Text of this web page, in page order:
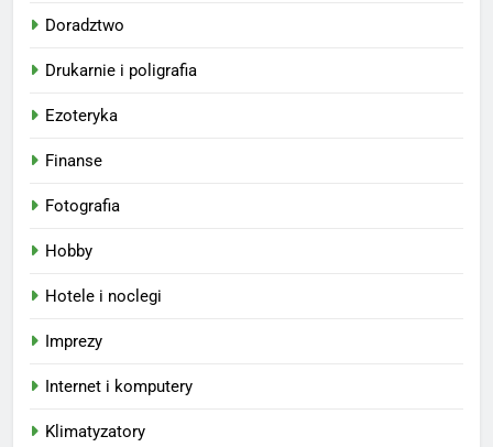
Doradztwo
Drukarnie i poligrafia
Ezoteryka
Finanse
Fotografia
Hobby
Hotele i noclegi
Imprezy
Internet i komputery
Klimatyzatory